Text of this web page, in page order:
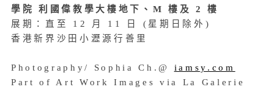
學院 利國偉教學大樓地下、M 樓及 2 樓
展期：直至 12 月 11 日 (星期日除外)
香港新界沙田小瀝源行善里
Photography/ Sophia Ch.@ iamsy.com
Part of Art Work Images via La Galerie